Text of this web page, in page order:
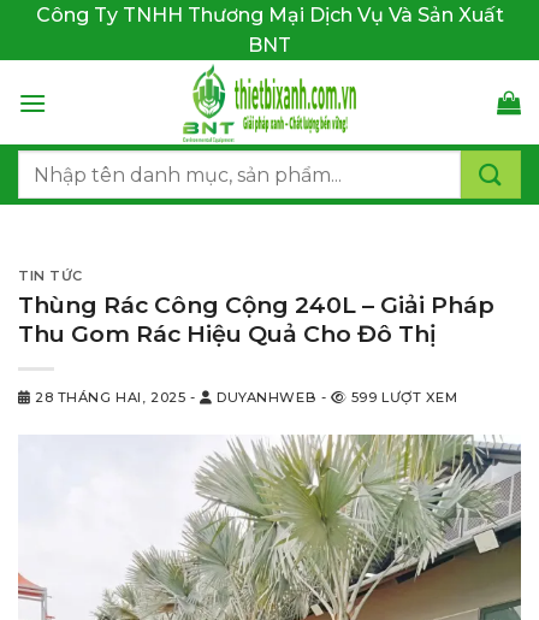
dung
Công Ty TNHH Thương Mại Dịch Vụ Và Sản Xuất
BNT
Tìm
TIN TỨC
Thùng Rác Công Cộng 240L – Giải Pháp
Thu Gom Rác Hiệu Quả Cho Đô Thị
28 THÁNG HAI, 2025 - DUYANHWEB - 599 LƯỢT XEM